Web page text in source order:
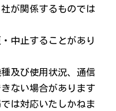
が関係するものでは
中止することがあり
及び使用状況、通信
ない場合があります
は対応いたしかねま